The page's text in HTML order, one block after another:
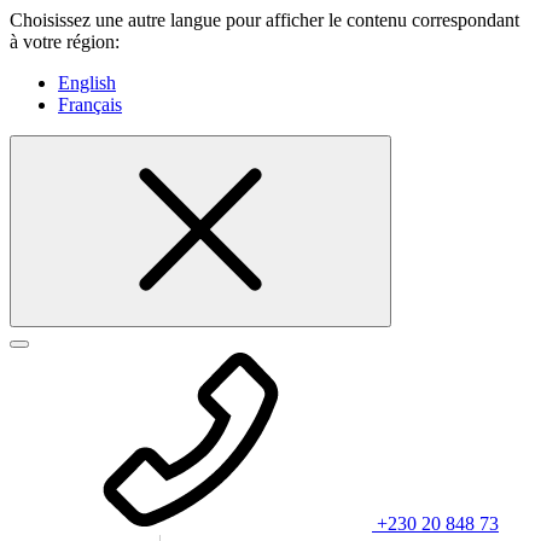
Choisissez une autre langue pour afficher le contenu correspondant
à votre région:
English
Français
+230 20 848 73